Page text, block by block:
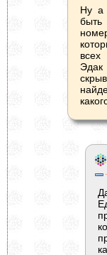
Ну а
всех